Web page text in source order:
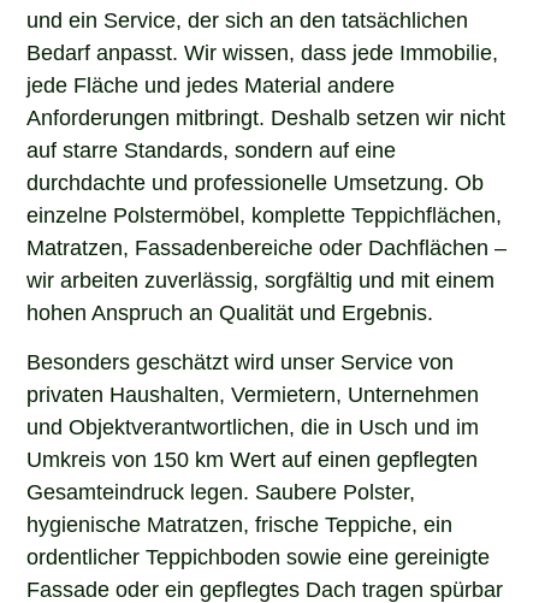
und ein Service, der sich an den tatsächlichen
Bedarf anpasst. Wir wissen, dass jede Immobilie,
jede Fläche und jedes Material andere
Anforderungen mitbringt. Deshalb setzen wir nicht
auf starre Standards, sondern auf eine
durchdachte und professionelle Umsetzung. Ob
einzelne Polstermöbel, komplette Teppichflächen,
Matratzen, Fassadenbereiche oder Dachflächen –
wir arbeiten zuverlässig, sorgfältig und mit einem
hohen Anspruch an Qualität und Ergebnis.
Besonders geschätzt wird unser Service von
privaten Haushalten, Vermietern, Unternehmen
und Objektverantwortlichen, die in Usch und im
Umkreis von 150 km Wert auf einen gepflegten
Gesamteindruck legen. Saubere Polster,
hygienische Matratzen, frische Teppiche, ein
ordentlicher Teppichboden sowie eine gereinigte
Fassade oder ein gepflegtes Dach tragen spürbar